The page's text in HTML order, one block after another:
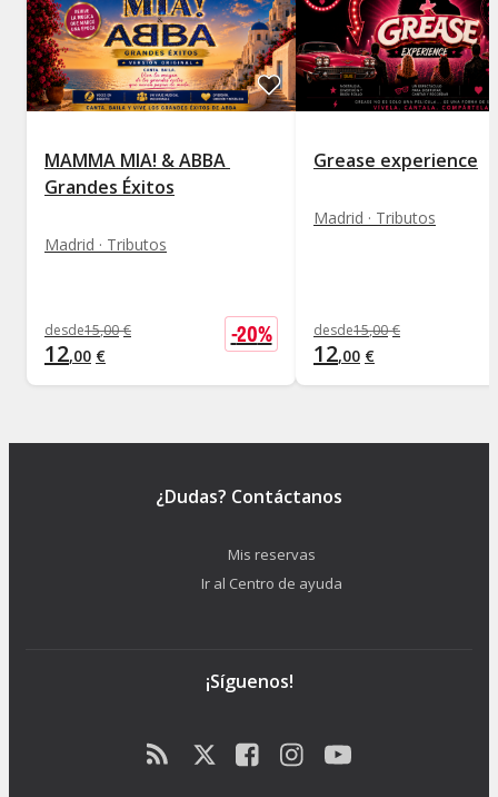
MAMMA MIA! & ABBA 
Grandes Éxitos
Madrid · Tributos
desde15,00 €
12,00 €
-20%
Grease experience
Madrid · Tributos
desde15,00 €
12,00 €
¿Dudas? Contáctanos
Mis reservas
Ir al Centro de ayuda
¡Síguenos!